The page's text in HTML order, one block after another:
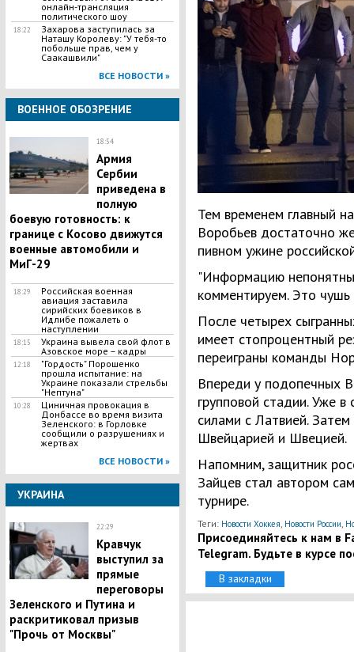
онлайн-трансляция
политического шоу
18:22
Захарова заступилась за
Наташу Королеву: "У тебя-то
побольше прав, чем у
Саакашвили"
ВСЕ НОВОСТИ »
ВОЕННОЕ ОБОЗРЕНИЕ
18:54
Армия
Сербии
приведена в
полную
боевую готовность: к
границе с Косово движутся
военные автомобили и
МиГ-29
18:29
Российская военная
авиация заставила
сирийских боевиков в
Идлибе пожалеть о
наступлении
18:15
Украина вывела свой флот в
Азовское море – кадры
12:18
"Гордость" Порошенко
прошла испытание: на
Украине показали стрельбы
"Нептуна"
10:28
Циничная провокация в
Донбассе во время визита
Зеленского: в Горловке
сообщили о разрушениях и
жертвах
ВСЕ НОВОСТИ »
УКРАИНА
22:29
Кравчук
выступил за
прямые
переговоры
Зеленского и Путина и
раскритиковал призыв
"Прочь от Москвы"
Тем временем главный
Воробьев достаточно
пивном ужине
"Информацию
комментируем. Это чушь
После четырех
имеет стопроцентный
переиграны команды
Впереди у подопечных
групповой стадии. Уже
силами с Латвией.
Швейцарией и Швецией.
Напомним, защитник
Зайцев стал автором
турнире.
Теги: Новости Хоккея Новости России
Присоединяйтесь к нам в
Telegram. Будьте в курсе
В закладки